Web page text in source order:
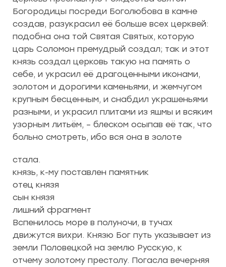
Богородицы посреди Боголюбова в камне
создав, разукрасил её больше всех церквей:
подобна она той Святая Святых, которую
царь Соломон премудрый создал; так и этот
князь создал церковь такую на память о
себе, и украсил её драгоценными иконами,
золотом и дорогими каменьями, и жемчугом
крупным бесценным, и снабдил украшеньями
разными, и украсил плитами из яшмы и всяким
узорным литьём, – блеском осыпав её так, что
больно смотреть, ибо вся она в золоте
стала.
князь, к-му поставлен памятник
отец князя
сын князя
лишний фрагмент
Вспенилось море в полуночи, в тучах
движутся вихри. Князю Бог путь указывает из
земли Половецкой на землю Русскую, к
отчему золотому престолу. Погасла вечерняя